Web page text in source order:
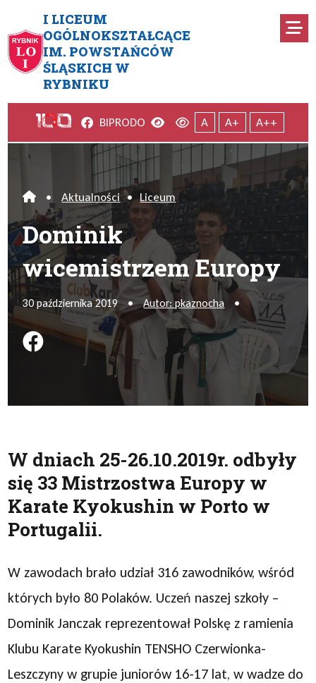
I LICEUM
OGÓLNOKSZTAŁCĄCE
IM. POWSTAŃCÓW
ŚLĄSKICH W
RYBNIKU
Dominik wicemistrzem
Facebook
BIPRODO Wersja kontrastowa
Wersja domyślna
A A+ A++
Home
• Aktualności • Liceum
Dominik
wicemistrzem Europy
30 października 2019 • Autor: pkaznocha •
Podziel się na FB
W dniach 25-26.10.2019r. odbyły
się 33 Mistrzostwa Europy w
Karate Kyokushin w Porto w
Portugalii.
W zawodach brało udział 316 zawodników, wśród
których było 80 Polaków. Uczeń naszej szkoły –
Dominik Janczak reprezentował Polskę z ramienia
Klubu Karate Kyokushin TENSHO Czerwionka-
Leszczyny w grupie juniorów 16-17 lat, w wadze do